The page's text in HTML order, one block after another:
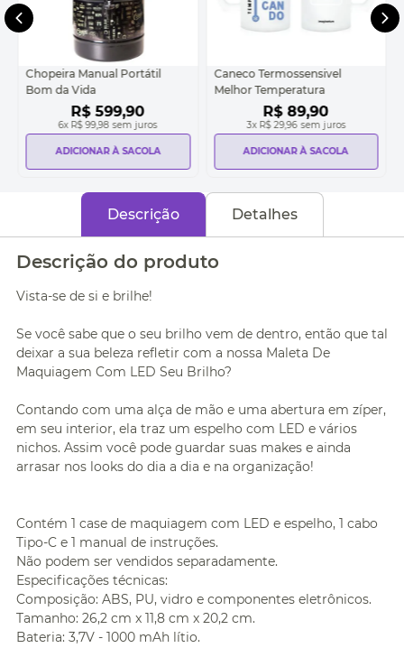
Chopeira Manual Portátil
Bom da Vida
R$ 599,90
6x R$ 99,98 sem juros
ADICIONAR À SACOLA
Caneco Termossensivel
Melhor Temperatura
R$ 89,90
3x R$ 29,96 sem juros
ADICIONAR À SACOLA
Descrição Detalhes
Descrição do produto
Vista-se de si e brilhe!
Se você sabe que o seu brilho vem de dentro, então que tal
deixar a sua beleza refletir com a nossa Maleta De
Maquiagem Com LED Seu Brilho?
Contando com uma alça de mão e uma abertura em zíper,
em seu interior, ela traz um espelho com LED e vários
nichos. Assim você pode guardar suas makes e ainda
arrasar nos looks do dia a dia e na organização!
Contém 1 case de maquiagem com LED e espelho, 1 cabo
Tipo-C e 1 manual de instruções.
Não podem ser vendidos separadamente.
Especificações técnicas:
Composição: ABS, PU, vidro e componentes eletrônicos.
Tamanho: 26,2 cm x 11,8 cm x 20,2 cm.
Bateria: 3,7V - 1000 mAh lítio.